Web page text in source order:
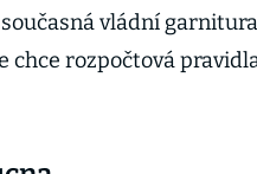
vládní
chce rozpočtová